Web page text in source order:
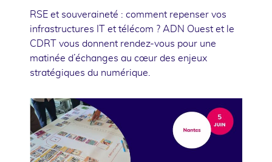
RSE et souveraineté : comment repenser vos
infrastructures IT et télécom ? ADN Ouest et le
CDRT vous donnent rendez-vous pour une
matinée d’échanges au cœur des enjeux
stratégiques du numérique.